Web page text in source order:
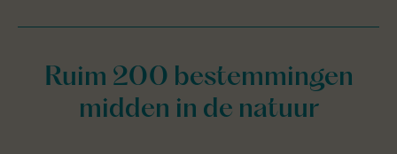
Ruim 200 bestemmingen
midden in de natuur